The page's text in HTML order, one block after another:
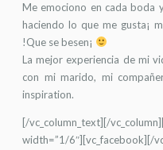
Me emociono en cada boda
haciendo lo que me gusta¡
!Que se besen¡
La mejor experiencia de mi
con mi marido, mi
inspiration.
[/vc_column_text][/
width=”1/6″][vc_facebook][/